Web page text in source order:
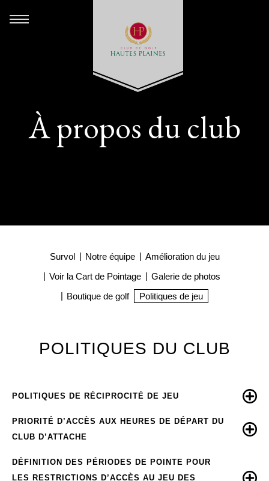
À propos du club
Survol Notre équipe
Amélioration du jeu
Voir la Cart de Pointage
Galerie de photos
Boutique de golf
Politiques de jeu
POLITIQUES DU CLUB
POLITIQUES DE RÉCIPROCITÉ DE JEU
PRIORITÉ D’ACCÈS AUX HEURES DE DÉPART DU
CLUB D’ATTACHE
DÉFINITION DES PÉRIODES DE POINTE POUR
LES RESTRICTIONS D’ACCÈS AU JEU DES